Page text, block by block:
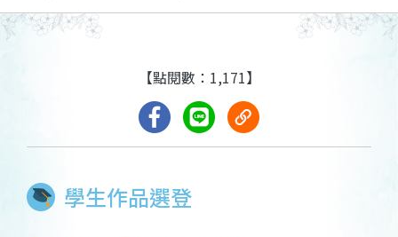
學生作品選登
【點閱數：1,171】